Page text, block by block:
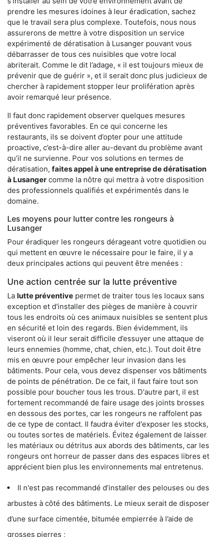
prendre les mesures idoines à leur éradication, sachez
que le travail sera plus complexe. Toutefois, nous nous
assurerons de mettre à votre disposition un service
expérimenté de dératisation à Lusanger pouvant vous
débarrasser de tous ces nuisibles que votre local
abriterait. Comme le dit l’adage, « il est toujours mieux de
prévenir que de guérir », et il serait donc plus judicieux de
chercher à rapidement stopper leur prolifération après
avoir remarqué leur présence.
Il faut donc rapidement observer quelques mesures
préventives favorables. En ce qui concerne les
restaurants, ils se doivent d’opter pour une attitude
proactive, c’est-à-dire aller au-devant du problème avant
qu’il ne survienne. Pour vos solutions en termes de
dératisation, faites appel à une entreprise de dératisation
à Lusanger comme la nôtre qui mettra à votre disposition
des professionnels qualifiés et expérimentés dans le
domaine.
Les moyens pour lutter contre les rongeurs à
Lusanger
Pour éradiquer les rongeurs dérageant votre quotidien ou
qui mettent en œuvre le nécessaire pour le faire, il y a
deux principales actions qui peuvent être menées :
Une action centrée sur la lutte préventive
La lutte préventive permet de traiter tous les locaux sans
exception et d'installer des pièges de manière à couvrir
tous les endroits où ces animaux nuisibles se sentent plus
en sécurité et loin des regards. Bien évidemment, ils
viseront où il leur serait difficile d’essuyer une attaque de
leurs ennemies (homme, chat, chien, etc.). Tout doit être
mis en œuvre pour empêcher leur invasion dans les
bâtiments. Pour cela, vous devez dispenser vos bâtiments
de points de pénétration. De ce fait, il faut faire tout son
possible pour boucher tous les trous. D'autre part, il est
fortement recommandé de faire usage des joints brosses
en dessous des portes, car les rongeurs ne raffolent pas
de ce type de contact. Il faudra éviter d'exposer les stocks,
ou toutes sortes de matériels. Évitez également de laisser
les matériaux ou détritus aux abords des bâtiments, car les
rongeurs ont horreur de passer dans des espaces libres et
apprécient bien plus les environnements mal entretenus.
Il n'est pas recommandé d’installer des pelouses ou des
arbustes à côté des bâtiments. Le mieux serait de disposer
d’une surface cimentée, bitumée empierrée à l’aide de
grosses pierres ;